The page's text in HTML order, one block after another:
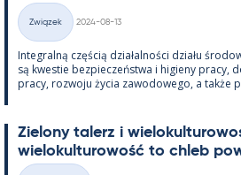
Kategorie
Związek
2024-08-13
In­te­gralną częścią działal­ności działu
są kwes­tie bez­pieczeństwa i hi­gieny pracy,
pracy, rozwoju życia zawo­dowego, a także
Zie­lony ta­lerz i
wie­lo­kul­tu­rowość to ch­leb